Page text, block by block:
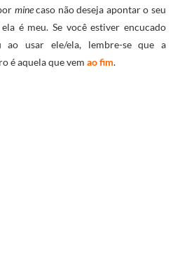
minecaso não deseja apontar o seu
é meu. Se você estiver encucado
ao usar ele/ela, lembre-se que a
é aquela que vem ao fim.